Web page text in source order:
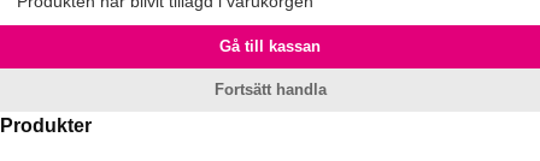
Gå till kassan
Fortsätt handla
Produkter